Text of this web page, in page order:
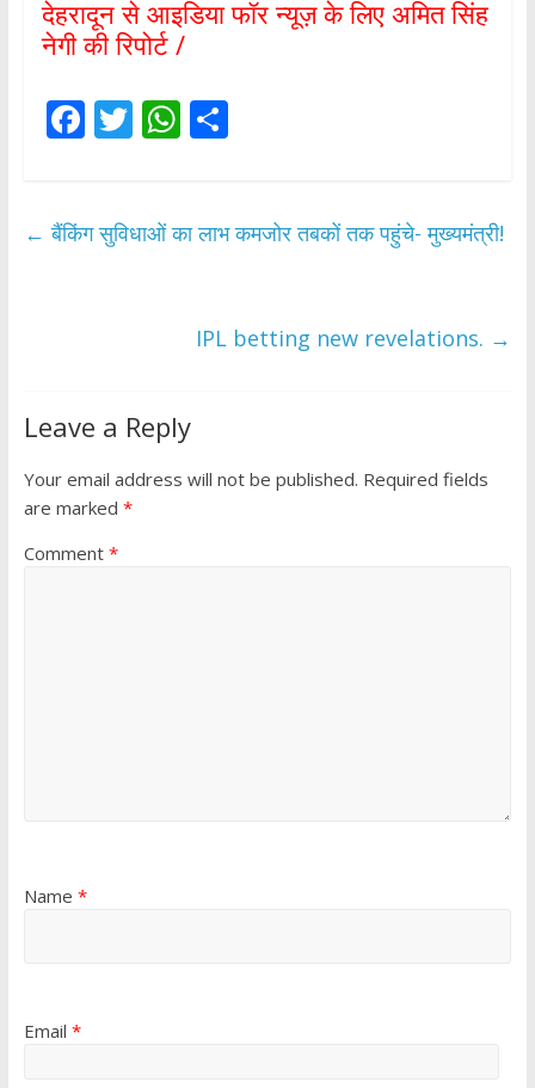
देहरादून से आइडिया फॉर न्यूज़ के लिए अमित सिंह
नेगी की रिपोर्ट /
F
b
T
er
W
s
p
S
e
← बैंकिंग सुविधाओं का लाभ कमजोर तबकों तक पहुंचे- मुख्यमंत्री!
IPL betting new revelations. →
Leave a Reply
Your email address will not be published. Required fields
are marked *
Comment *
Name *
Email *